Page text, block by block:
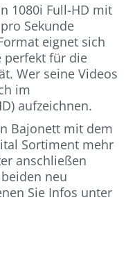
1080i Full-HD mit
Sekunde
eignet sich
perfekt für die
Wer seine Videos
im
aufzeichnen.
Bajonett mit dem
Sortiment mehr
anschließen
neu
Sie Infos unter